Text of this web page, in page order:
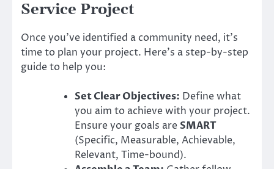
Service Project
Once you’ve identified a community need, it’s
time to plan your project. Here’s a step-by-step
guide to help you:
Set Clear Objectives: Define what
you aim to achieve with your project.
Ensure your goals areSMART
(Specific, Measurable, Achievable,
Relevant, Time-bound).